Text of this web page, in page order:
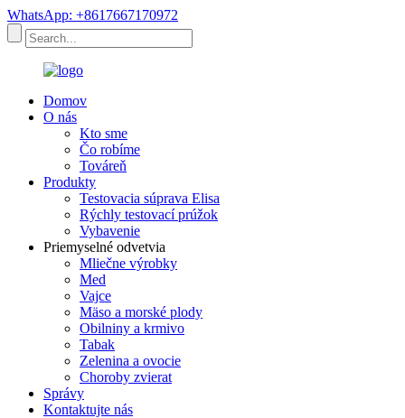
WhatsApp: +8617667170972
Domov
O nás
Kto sme
Čo robíme
Továreň
Produkty
Testovacia súprava Elisa
Rýchly testovací prúžok
Vybavenie
Priemyselné odvetvia
Mliečne výrobky
Med
Vajce
Mäso a morské plody
Obilniny a krmivo
Tabak
Zelenina a ovocie
Choroby zvierat
Správy
Kontaktujte nás